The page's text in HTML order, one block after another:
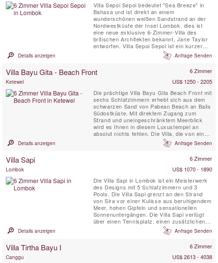
Villa Sepoi Sepoi bedeutet "Sea Breeze" in
Bahasa und ist direkt an einem
wunderschönen weißen Sandstrand an der
Nordwestküste der Insel Lombok. dies ist
eine neue exklusive 6-Zimmer-Villa des
britischen Architekten bekannt, Jane Taylor
entworfen. Villa Sepoi Sepoi ist ein kurzer
Flug von Bali, Perth und Singapur.
Details anzeigen Anfrage Senden
Villa Bayu Gita - Beach Front 6 Zimmer
Ketewel
US$ 1250 - 2205
Die prächtige Villa Bayu Gita Beach Front mit
sechs Schlafzimmern erhebt sich aus dem
schwarzen Sand von Pabean Beach an Balis
Südostküste. Mit direktem Zugang zum
Strand und uneingeschränktem Meerblick
wird es Ihnen in diesem Luxustempel an
absolut nichts fehlen. Die Villa, die von einem
professionellen und engagierten Team
betreut wird, verfügt über eine fabelhafte
hochmodernes Heimkino, ein ...
Details anzeigen Anfrage Senden
Villa Sapi 6 Zimmer
Lombok
US$ 1070 - 1890
Die Villa Sapi in Lombok ist ein Meisterwerk
des Designs mit 5 Schlafzimmern und 3
Pools. Die Villa Sapi grenzt an den Strand
von Sira vor einer Kulisse aus beruhigendem
Meer, hohen Gipfeln und sensationellen
Sonnenuntergängen. Die Villa Sapi verfügt
über einen Tennisplatz, einen zusätzlichen
Kinderpool und eine freistehende Pension mit
2 Schlafzimmern. Das Sapi mit seiner
großen Grundstück bietet beispielhaften
Details anzeigen Anfrage Senden
Villa Tirtha Bayu I 6 Zimmer
Canggu
US$ 2613 - 4038